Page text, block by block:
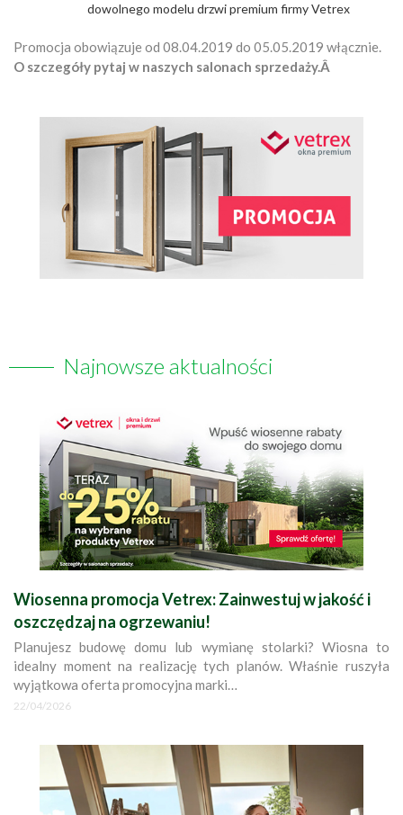
dowolnego modelu drzwi premium firmy Vetrex
Promocja obowiązuje od 08.04.2019 do 05.05.2019 włącznie.
O szczegóły pytaj w naszych salonach sprzedaży.Â
Najnowsze aktualności
Wiosenna promocja Vetrex: Zainwestuj w jakość i
oszczędzaj na ogrzewaniu!
Planujesz budowę domu lub wymianę stolarki? Wiosna to
idealny moment na realizację tych planów. Właśnie ruszyła
wyjątkowa oferta promocyjna marki…
22/04/2026